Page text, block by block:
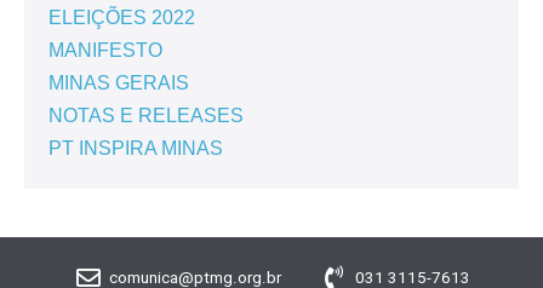
ELEIÇÕES 2022
MANIFESTO
MINAS GERAIS
NOTAS E RELEASES
PT INSPIRA MINAS
comunica@ptmg.org.br 031 3115-7613